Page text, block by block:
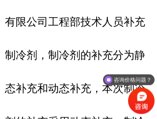
有限公司工程部技术人员补充
制冷剂，制冷剂的补充分为静
态补充和动态补充，本次制冷
咨询价格问题？